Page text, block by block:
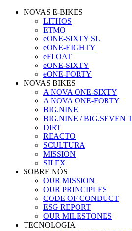
NOVAS E-BIKES
LITHOS
ETMO
eONE-SIXTY SL
eONE-EIGHTY
eFLOAT
eONE-SIXTY
eONE-FORTY
NOVAS BIKES
A NOVA ONE-SIXTY
A NOVA ONE-FORTY
BIG.NINE
BIG.NINE / BIG.SEVEN
DIRT
REACTO
SCULTURA
MISSION
SILEX
SOBRE NÓS
OUR MISSION
OUR PRINCIPLES
CODE OF CONDUCT
ESG REPORT
OUR MILESTONES
TECNOLOGIA